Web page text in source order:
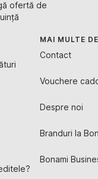
ofertă de
MAI MULTE
Contact
Vouchere
Despre noi
Branduri la
Bonami